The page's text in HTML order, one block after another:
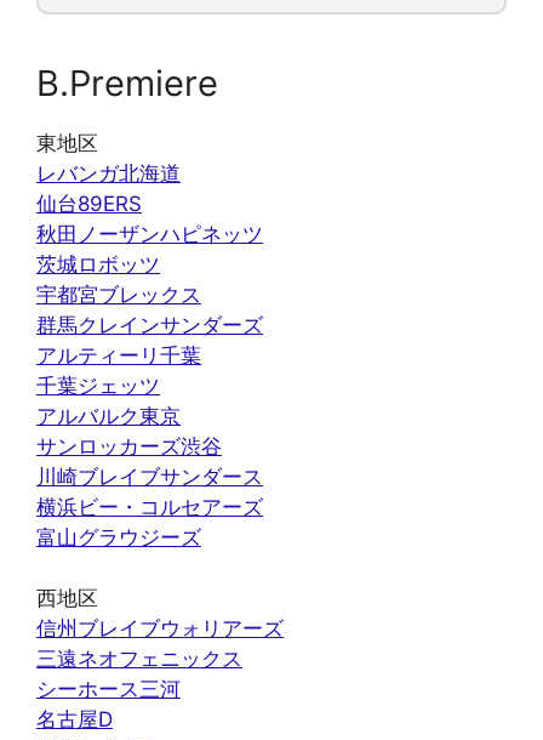
B.Premiere
東地区
レバンガ北海道
仙台89ERS
秋田ノーザンハピネッツ
茨城ロボッツ
宇都宮ブレックス
群馬クレインサンダーズ
アルティーリ千葉
千葉ジェッツ
アルバルク東京
サンロッカーズ渋谷
川崎ブレイブサンダース
横浜ビー・コルセアーズ
富山グラウジーズ
西地区
信州ブレイブウォリアーズ
三遠ネオフェニックス
シーホース三河
名古屋D